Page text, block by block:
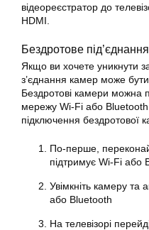
відеореєстратор до
HDMI.
Бездротове
Якщо ви хочете уникнути
з’єднання камер може
Бездротові камери можна
мережу Wi-Fi або
підключення бездротової
По-перше,
підтримує Wi-Fi або
Увімкніть камеру та
або Bluetooth
На телевізорі